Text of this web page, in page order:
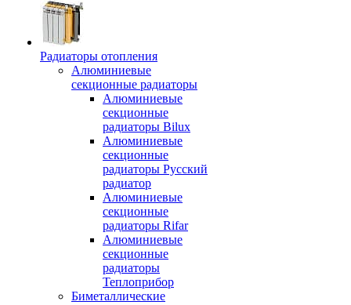
Радиаторы отопления
Алюминиевые
секционные радиаторы
Алюминиевые
секционные
радиаторы Bilux
Алюминиевые
секционные
радиаторы Русский
радиатор
Алюминиевые
секционные
радиаторы Rifar
Алюминиевые
секционные
радиаторы
Теплоприбор
Биметаллические